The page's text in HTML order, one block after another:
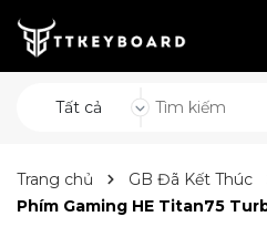
Tất cả
Trang chủ GB Đã Kết Thúc
Phím Gaming HE Titan75